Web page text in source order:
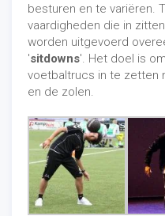
besturen en te variëren.
vaardigheden die in
worden uitgevoerd
'sitdowns'. Het doel is
voetbaltrucs in te zetten
en de zolen.